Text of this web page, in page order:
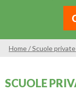
Home/Scuole private
SCUOLE